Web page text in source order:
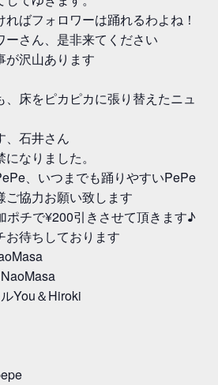
ばフォロワーは踊れるわよね！
ーさん、是非来てください
が沢山あります
、床をピカピカに張り替えたニュ
、石井さん
なりました。
、いつまでも踊りやすいPePe
ご協力お願い致します
ポチで¥200引きさせて頂きます♪
お待ちしております
You＆Hiroki